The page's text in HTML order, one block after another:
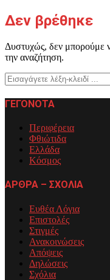
Δεν βρέθηκε
Δυστυχώς, δεν μπορούμε
την αναζήτηση.
Search
for:
ΓΕΓΟΝΟΤΑ
Περιφέρεια
Φθιώτιδα
Ελλάδα
Κόσμος
ΑΡΘΡΑ – ΣΧΟΛΙΑ
Ευθέα Λόγια
Επιστολές
Στιγμές
Ανακοινώσεις
Απόψεις
Δηλώσεις
Σχόλια